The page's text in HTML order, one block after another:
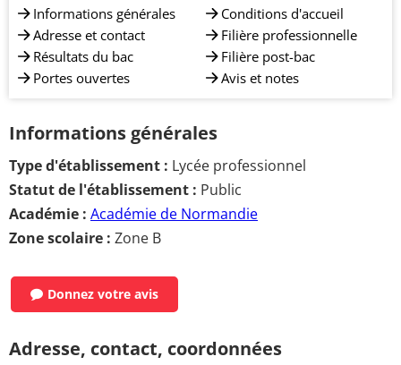
Informations générales
Adresse et contact
Résultats du bac
Portes ouvertes
Conditions d'accueil
Filière professionnelle
Filière post-bac
Avis et notes
Informations générales
Type d'établissement : Lycée professionnel
Statut de l'établissement : Public
Académie : Académie de Normandie
Zone scolaire : Zone B
Donnez votre avis
Adresse, contact, coordonnées